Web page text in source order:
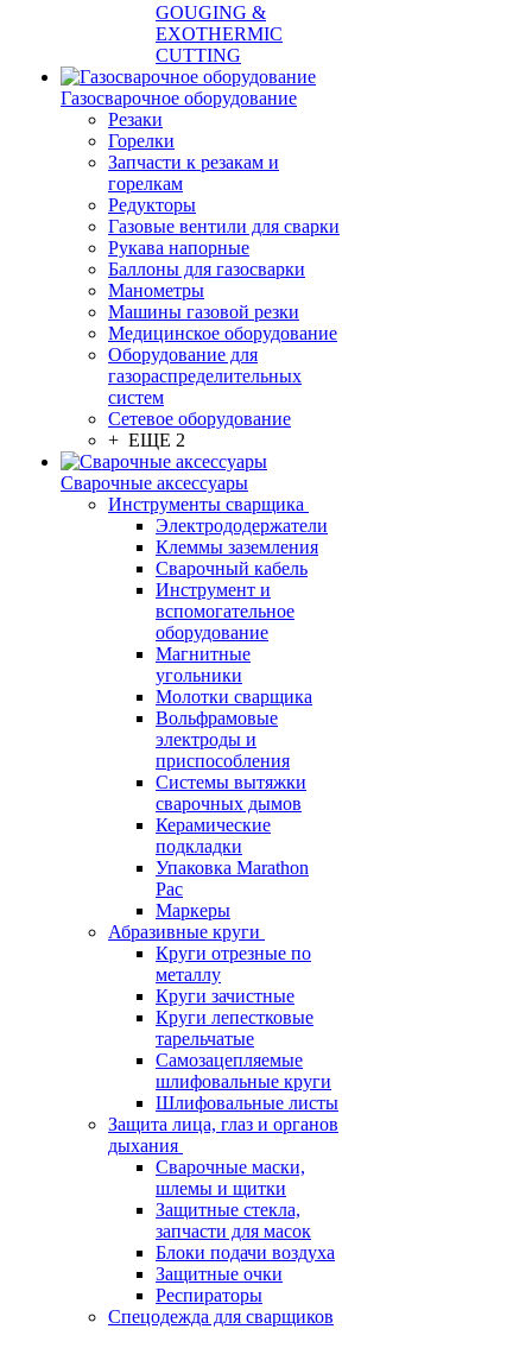
GOUGING &
EXOTHERMIC
CUTTING
Газосварочное оборудование
Резаки
Горелки
Запчасти к резакам и
горелкам
Редукторы
Газовые вентили для сварки
Рукава напорные
Баллоны для газосварки
Манометры
Машины газовой резки
Медицинское оборудование
Оборудование для
газораспределительных
систем
Сетевое оборудование
+ ЕЩЕ 2
Сварочные аксессуары
Инструменты сварщика
Электрододержатели
Клеммы заземления
Сварочный кабель
Инструмент и
вспомогательное
оборудование
Магнитные
угольники
Молотки сварщика
Вольфрамовые
электроды и
приспособления
Системы вытяжки
сварочных дымов
Керамические
подкладки
Упаковка Marathon
Pac
Маркеры
Абразивные круги
Круги отрезные по
металлу
Круги зачистные
Круги лепестковые
тарельчатые
Самозацепляемые
шлифовальные круги
Шлифовальные листы
Защита лица, глаз и органов
дыхания
Сварочные маски,
шлемы и щитки
Защитные стекла,
запчасти для масок
Блоки подачи воздуха
Защитные очки
Респираторы
Спецодежда для сварщиков